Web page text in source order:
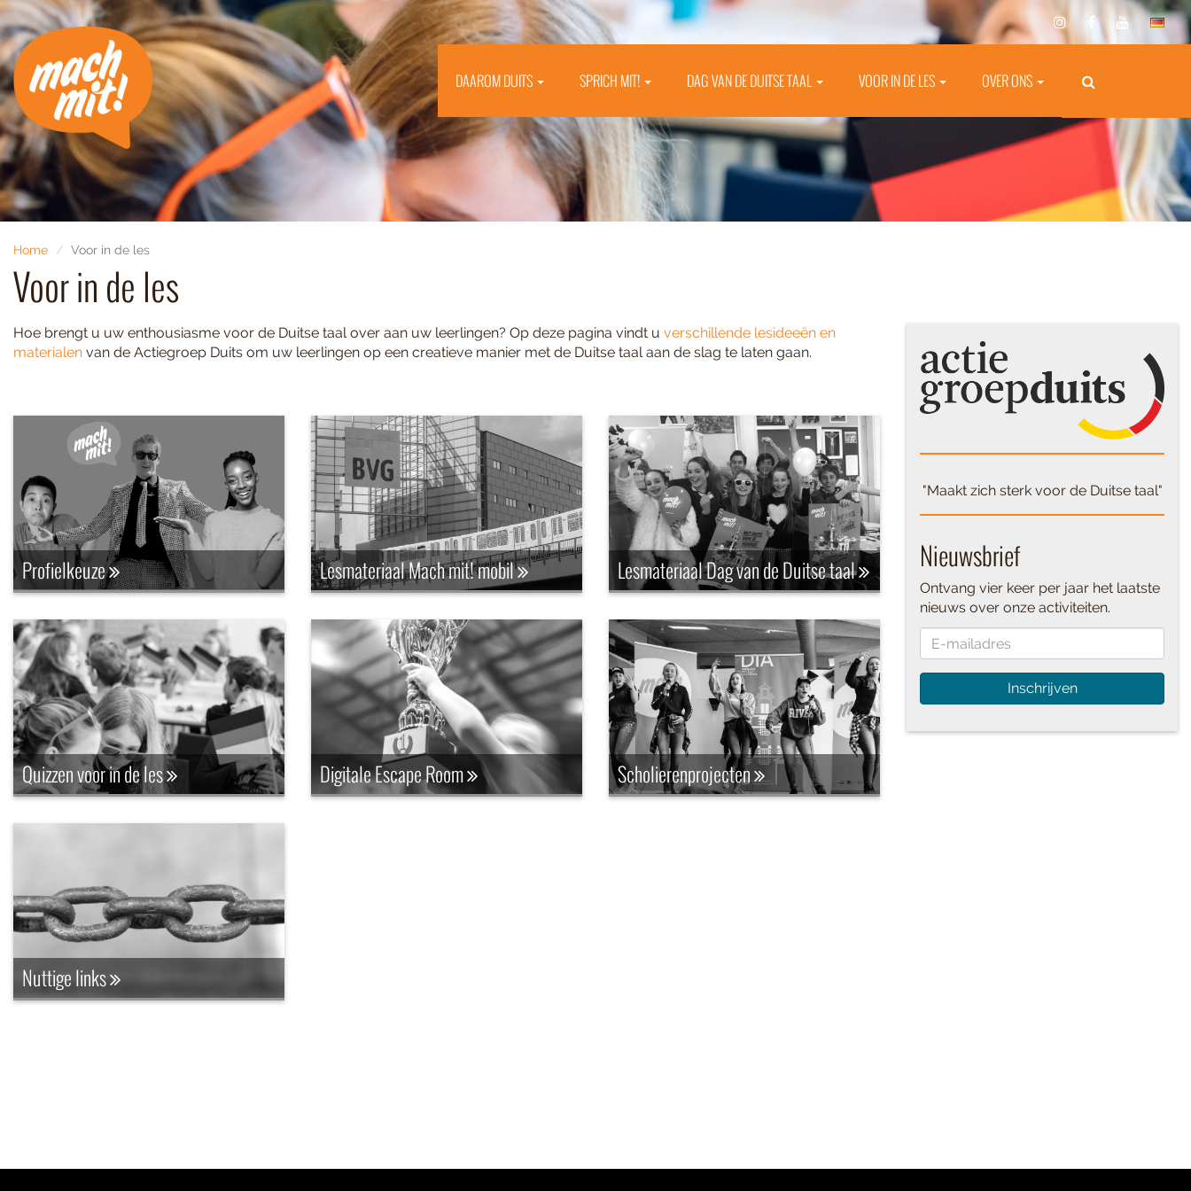
DAAROM DUITS SPRICH MIT! DAG VAN DE DUITSE TAAL VOOR IN DE LES OVER ONS
Home Voor in de les
Voor in de les
Hoe brengt u uw enthousiasme voor de Duitse taal over aan uw leerlingen? Op deze pagina vindt u verschillende lesideeën en
materialen van de Actiegroep Duits om uw leerlingen op een creatieve manier met de Duitse taal aan de slag te laten gaan.
Profielkeuze Lesmateriaal Mach mit! mobil Lesmateriaal Dag van de Duitse taal
Quizzen voor in de les Digitale Escape Room Scholierenprojecten
Nuttige links
"Maakt zich sterk voor de Duitse taal"
Nieuwsbrief
Ontvang vier keer per jaar het laatste
nieuws over onze activiteiten.
Inschrijven